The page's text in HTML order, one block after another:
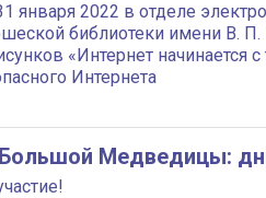
января 2022 в отделе
библиотеки имени В.
«Интернет начинается
Интернета
Медведицы: